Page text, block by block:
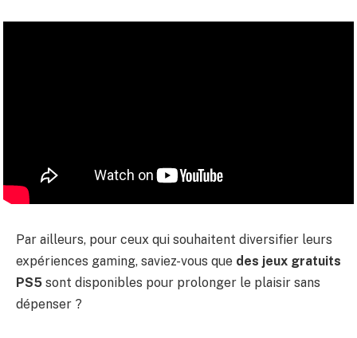
Par ailleurs, pour ceux qui souhaitent diversifier leurs
expériences gaming, saviez-vous que des jeux gratuits
PS5 sont disponibles pour prolonger le plaisir sans
dépenser ?